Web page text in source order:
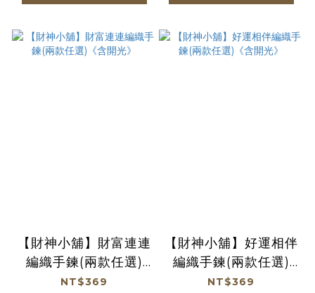
【財神小舖】財富連連
編織手鍊(兩款任選)
《含開光》
NT$369
【財神小舖】好運相伴
編織手鍊(兩款任選)
《含開光》
NT$369